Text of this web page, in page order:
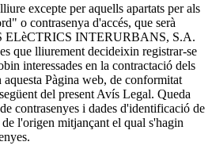
excepte per aquells apartats per als
o contrasenya d'accés, que serà
ELèCTRICS INTERURBANS, S.A.
que lliurement decideixin registrar-se
interessades en la contractació dels
Pàgina web, de conformitat
del present Avís Legal. Queda
contrasenyes i dades d'identificació de
l'origen mitjançant el qual s'hagin